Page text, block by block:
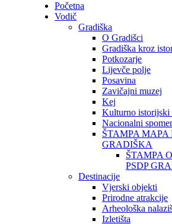
Početna
Vodič
Gradiška
O Gradišci
Gradiška kroz
Potkozarje
Lijevče polje
Posavina
Zavičajni muzej
Kej
Kulturno istorijski
Nacionalni
ŠTAMPA MAPA
GRADIŠKA
ŠTAMPA
PSDP
Destinacije
Vjerski objekti
Prirodne atrakcije
Arheološka
Izletišta